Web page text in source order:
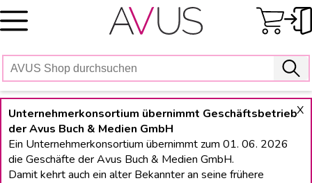
Skip
to
X
Unternehmerkonsortium übernimmt Geschäftsbetrieb
der Avus Buch & Medien GmbH
Ein Unternehmerkonsortium übernimmt zum 01. 06. 2026
die Geschäfte der Avus Buch & Medien GmbH.
Damit kehrt auch ein alter Bekannter an seine frühere